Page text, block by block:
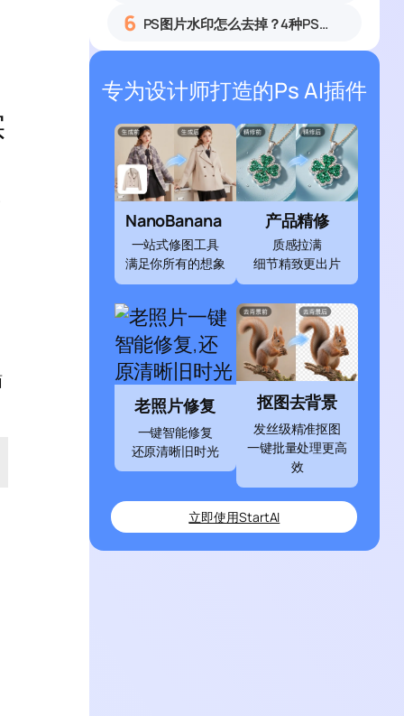
6 PS图片水印怎么去掉？4种PS去水印方法教程无痕去除各类图片水印
专为设计师打造的Ps AI插件
NanoBanana
一站式修图工具
满足你所有的想象
产品精修
质感拉满
细节精致更出片
老照片修复
一键智能修复
还原清晰旧时光
抠图去背景
发丝级精准抠图
一键批量处理更高
效
立即使用StartAI